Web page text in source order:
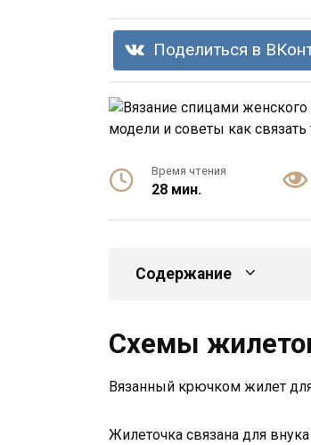
Поделиться в
Время чтения
28 мин.
Содержание
Схемы
Вязанный крючком жилет
Жилеточка связана для